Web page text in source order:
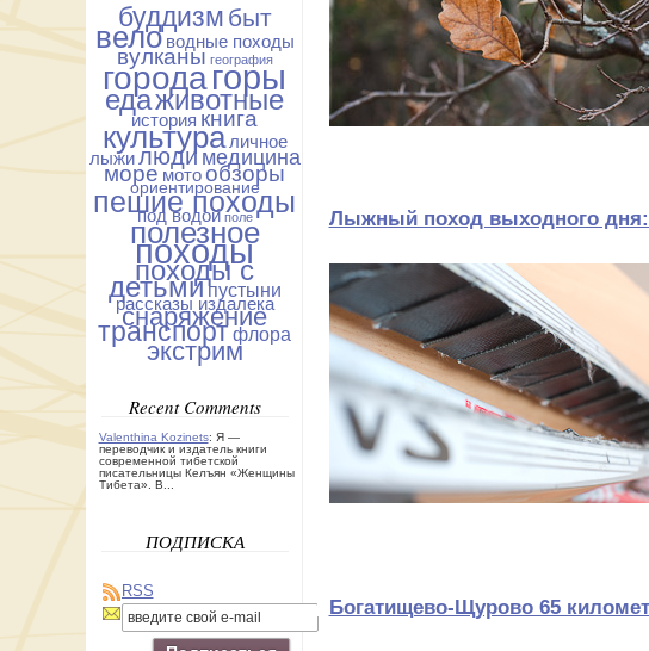
Лыжный поход выходного дня:
Богатищево-Щурово 65
буддизм быт
вело водные походы
вулканы география
городагоры
едаживотные
история книга
культура личное
лыжи люди медицина
море мотообзоры
ориентирование
пешие походы
под водой поле
полезное
походы
походы с
детьми пустыни
рассказы издалека
снаряжение
транспортфлора
экстрим
Recent Comments
Valenthina Kozinets: Я —
переводчик и издатель книги
современной тибетской
писательницы Келъян «Женщины
Тибета». В...
ПОДПИСКА
RSS